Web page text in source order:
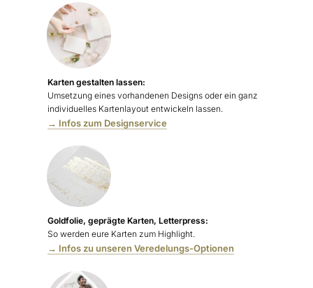
Karten gestalten lassen:
Umsetzung eines vorhandenen Designs oder ein ganz
individuelles Kartenlayout entwickeln lassen.
→ Infos zum Designservice
Goldfolie, geprägte Karten, Letterpress:
So werden eure Karten zum Highlight.
→ Infos zu unseren Veredelungs-Optionen